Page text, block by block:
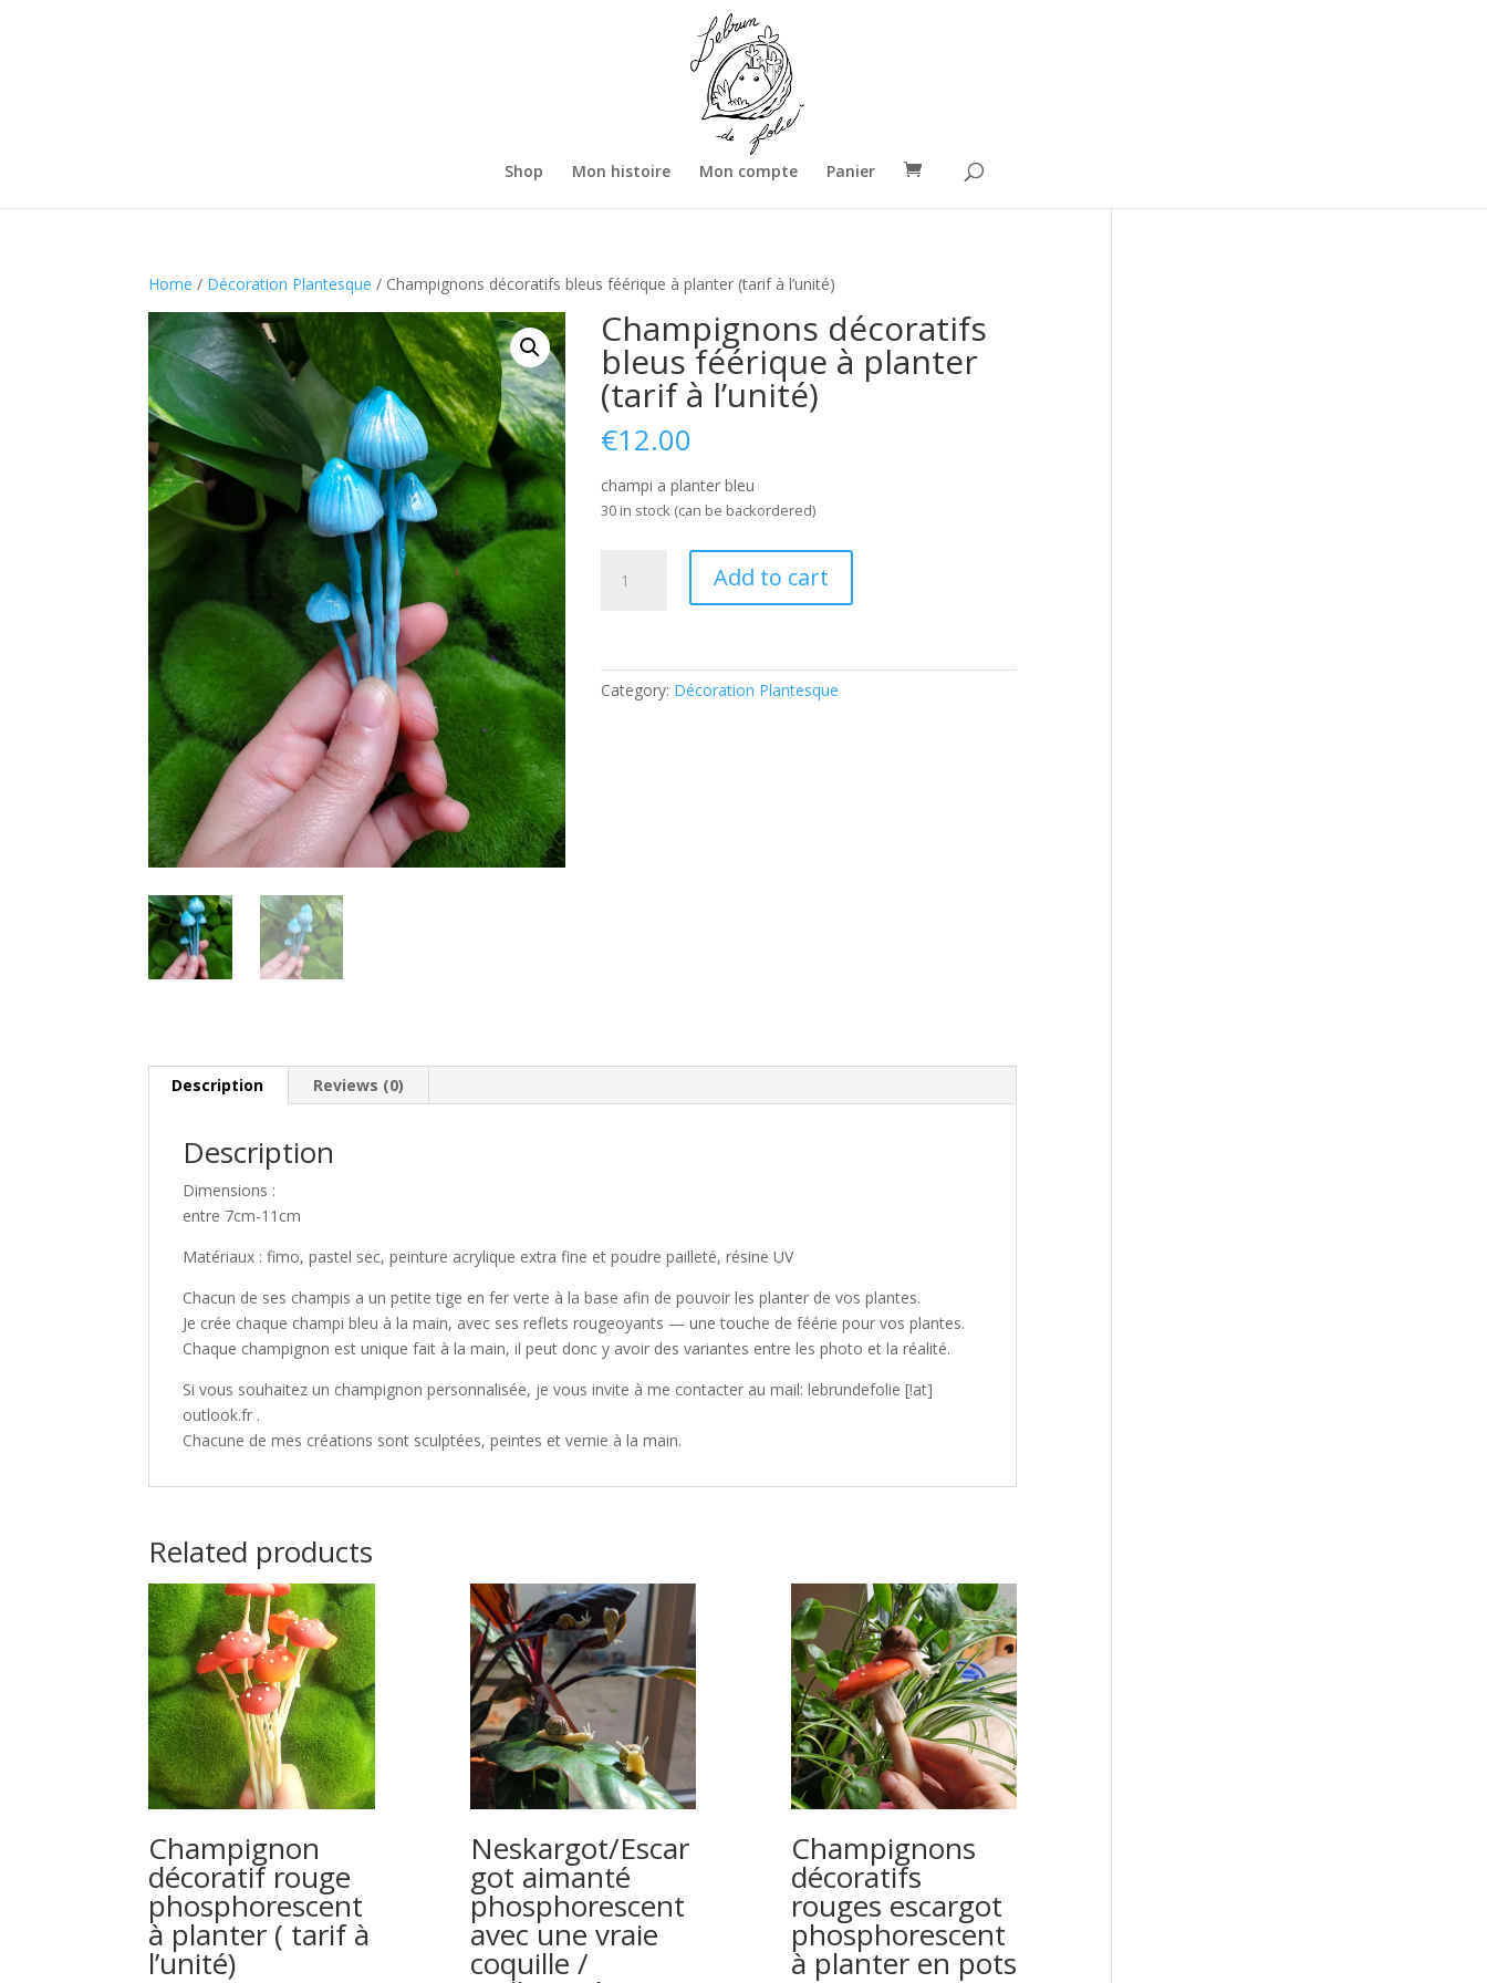
Shop Mon histoire Mon compte Panier
Home / Décoration Plantesque / Champignons décoratifs bleus féérique à planter (tarif à l’unité)
Champignons décoratifs
bleus féérique à planter
(tarif à l’unité)
€12.00
champi a planter bleu
30 in stock (can be backordered)
décoratifs
planter
Add to cart
Category: Décoration Plantesque
Description Reviews (0)
Description
Dimensions :
entre 7cm-11cm
Matériaux : fimo, pastel sec, peinture acrylique extra fine et poudre pailleté, résine UV
Chacun de ses champis a un petite tige en fer verte à la base afin de pouvoir les planter de vos plantes.
Je crée chaque champi bleu à la main, avec ses reflets rougeoyants — une touche de féérie pour vos plantes.
Chaque champignon est unique fait à la main, il peut donc y avoir des variantes entre les photo et la réalité.
Si vous souhaitez un champignon personnalisée, je vous invite à me contacter au mail: lebrundefolie [!at]
outlook.fr .
Chacune de mes créations sont sculptées, peintes et vernie à la main.
Related products
Champignon
décoratif rouge
phosphorescent
à planter ( tarif à
l’unité)
Neskargot/Escar
got aimanté
phosphorescent
avec une vraie
coquille /
Champignons
décoratifs
rouges escargot
phosphorescent
à planter en pots